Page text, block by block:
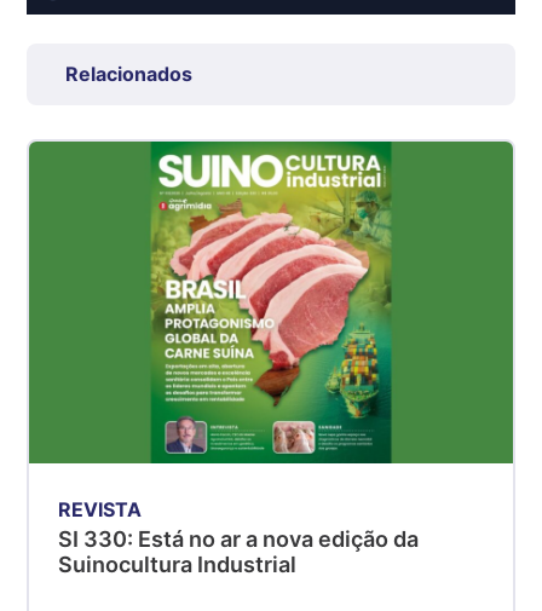
R$ 7,53
Suíno - Estadual
Suíno - Estadual
Suíno - Estadual
R$ 4,53
Suíno - Estadual
SC
Relacionados
REVISTA
SI 330: Está no ar a nova edição da
Suinocultura Industrial